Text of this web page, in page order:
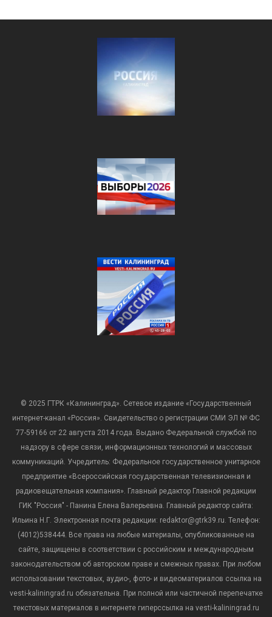
© 2025 ГТРК «Калининград». Сетевое издание «Государственный
интернет-канал «Россия». Свидетельство о регистрации СМИ ЭЛ № ФС
77-59166 от 22 августа 2014 года. Выдано Федеральной службой по
надзору в сфере связи, информационных технологий и массовых
коммуникаций. Учредитель: Федеральное государственное унитарное
предприятие «Всероссийская государственная телевизионная и
радиовещательная компания». Главный редактор Главной редакции
ГИК "Россия" - Панина Елена Валерьевна. Главный редактор сайта:
Ильина Н.Г. Электронная почта редакции: redaktor@gtrk39.ru. Телефон:
(4012)538444. Все права на любые материалы, опубликованные на
сайте, защищены в соответствии с российским и международным
законодательством об авторском праве и смежных правах. При любом
использовании текстовых, аудио-, фото- и видеоматериалов ссылка на
vesti-kaliningrad.ru обязательна. При полной или частичной перепечатке
текстовых материалов в интернете гиперссылка на vesti-kaliningrad.ru